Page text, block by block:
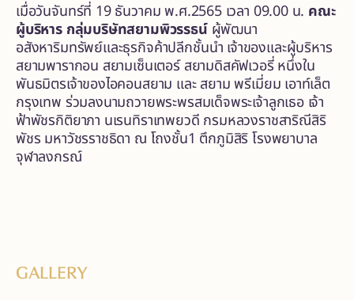
เมื่อวันจันทร์ที่ 19 ธันวาคม พ.ศ.2565 เวลา 09.00 น. คณะ
ผู้บริหาร กลุ่มบริษัทสยามพิวรรธน์ ผู้พัฒนา
อสังหาริมทรัพย์และธุรกิจค้าปลีกชั้นนำ เจ้าของและผู้บริหาร
สยามพารากอน สยามเซ็นเตอร์ สยามดิสคัฟเวอรี่ หนึ่งใน
พันธมิตรเจ้าของไอคอนสยาม และ สยาม พรีเมี่ยม เอาท์เล็ต
กรุงเทพ ร่วมลงนามถวายพระพรสมเด็จพระเจ้าลูกเธอ เจ้า
ฟ้าพัชรกิติยาภา นเรนทิราเทพยวดี กรมหลวงราชสาริณีสิริ
พัชร มหาวัชรราชธิดา ณ โถงชั้น1 ตึกภูมิสิริ โรงพยาบาล
จุฬาลงกรณ์
GALLERY